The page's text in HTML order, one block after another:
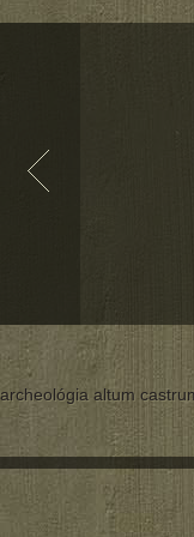
archeológia altum